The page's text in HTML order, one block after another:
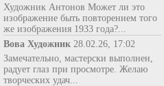
Художник Антонов Может ли это
изображение быть повторением того
же изображения 1933 года?...
Вова Художник 28.02.26, 17:02
Замечательно, мастерски выполнен,
радует глаз при просмотре. Желаю
творческих удач...